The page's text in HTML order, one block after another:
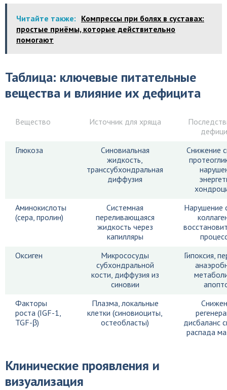
Читайте также: Компрессы при болях в суставах:
простые приёмы, которые действительно
помогают
Таблица: ключевые питательные
вещества и влияние их дефицита
Вещество Источник для хряща
Глюкоза
Синовиальная
жидкость,
транссубхондральная
диффузия
Снижение
Аминокислоты
(сера, пролин)
Системная
переливающаяся
жидкость через
капилляры
Нарушение
Оксиген
Микрососуды
субхондральной
кости, диффузия из
синовии
Гипоксия,
Факторы
роста (IGF-1,
TGF-β)
Плазма, локальные
клетки (синовиоциты,
остеобласты)
дисбаланс
распада
Клинические проявления и
визуализация